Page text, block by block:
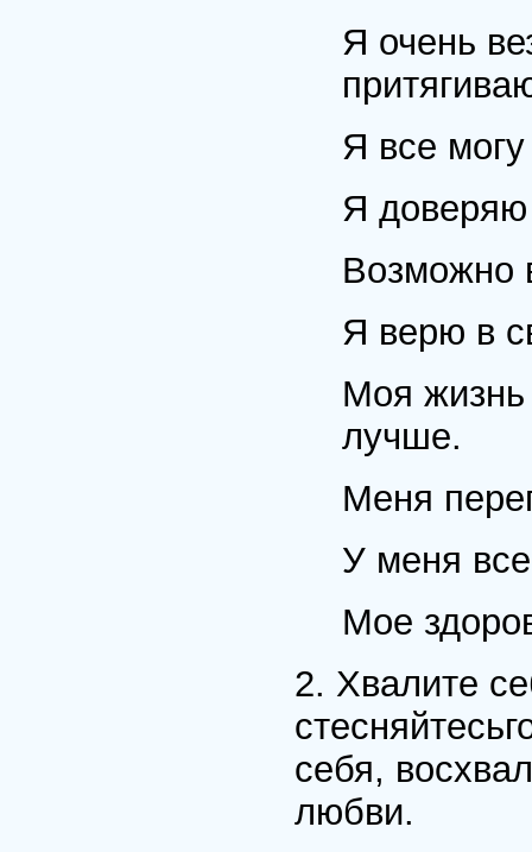
Я очень
Я все
Я
Возможно
Я верю в
Моя жизнь
лучше.
Меня
У меня
Мое
2. Хвалите
себя,
любви.